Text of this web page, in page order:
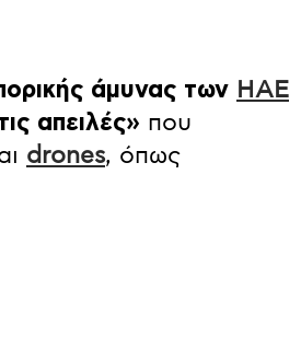
άμυνας των ΗΑΕ
απειλές» που
drones, όπως